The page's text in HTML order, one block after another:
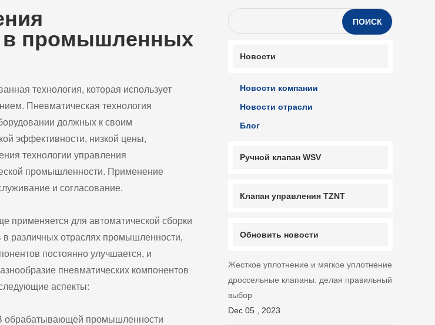
в промышленных
технология, которая использует
Пневматическая технология
должных к своим
эффективности, низкой цены,
технологии управления
промышленности. Применение
и согласование.
применяется для автоматической сборки
в различных отраслях промышленности,
постоянно улучшается, и
пневматических компонентов
аспекты:
обрабатывающей промышленности
ПОИСК
Новости
Новости компании
Новости отрасли
Блог
Ручной клапан WSV
Клапан управления TZNT
Обновить новости
Жесткое уплотнение и мягкое уплотнение
дроссельные клапаны: делая правильный
выбор
Dec 05 , 2023